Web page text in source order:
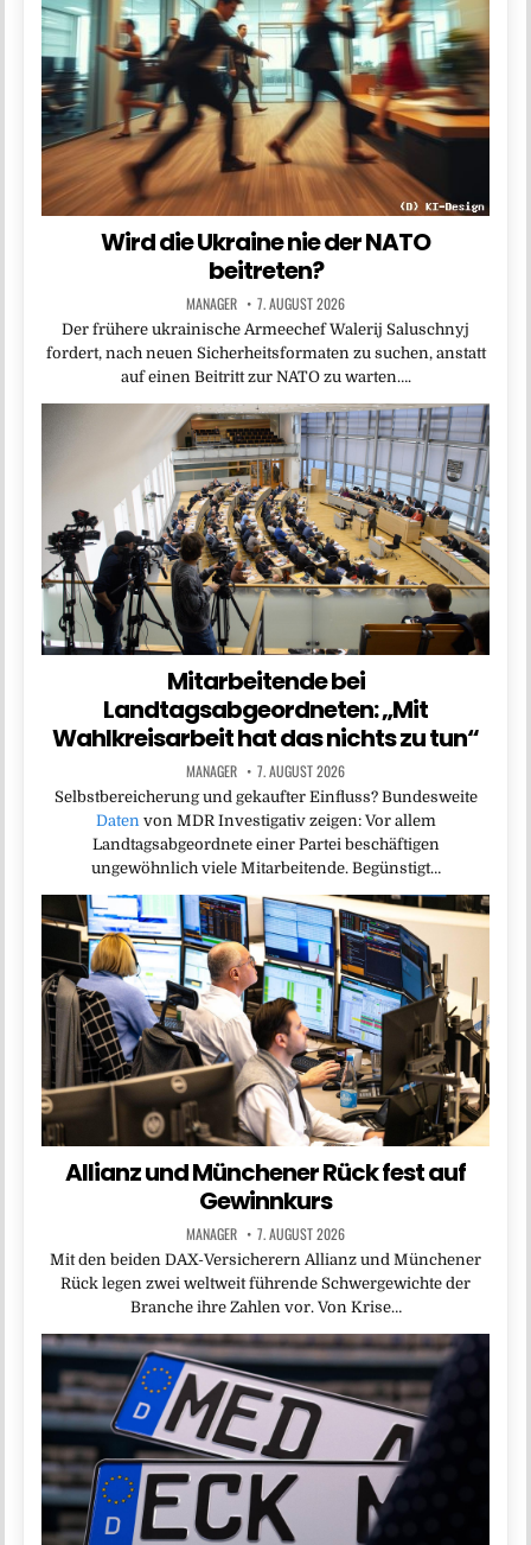
Wird die Ukraine nie der NATO
beitreten?
MANAGER 7. AUGUST 2026
Der frühere ukrainische Armeechef Walerij Saluschnyj
fordert, nach neuen Sicherheitsformaten zu suchen, anstatt
auf einen Beitritt zur NATO zu warten….
Mitarbeitende bei
Landtagsabgeordneten: „Mit
Wahlkreisarbeit hat das nichts zu tun“
MANAGER 7. AUGUST 2026
Selbstbereicherung und gekaufter Einfluss? Bundesweite
Datenvon MDR Investigativ zeigen: Vor allem
Landtagsabgeordnete einer Partei beschäftigen
ungewöhnlich viele Mitarbeitende. Begünstigt…
Allianz und Münchener Rück fest auf
Gewinnkurs
MANAGER 7. AUGUST 2026
Mit den beiden DAX-Versicherern Allianz und Münchener
Rück legen zwei weltweit führende Schwergewichte der
Branche ihre Zahlen vor. Von Krise…